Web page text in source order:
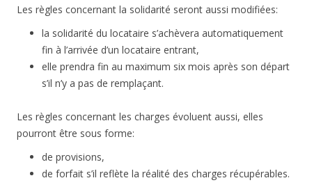
Les règles concernant la solidarité seront aussi modifiées:
la solidarité du locataire s’achèvera automatiquement
fin à l’arrivée d’un locataire entrant,
elle prendra fin au maximum six mois après son départ
s’il n’y a pas de remplaçant.
Les règles concernant les charges évoluent aussi, elles
pourront être sous forme:
de provisions,
de forfait s’il reflète la réalité des charges récupérables.